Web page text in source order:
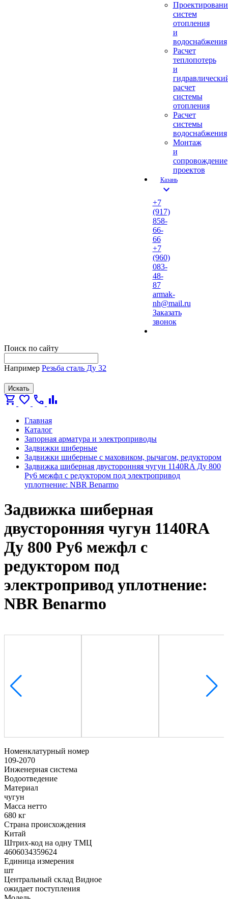
систем
отопления
и
водоснабжения
Расчет
теплопотерь
и
расчет
системы
отопления
Расчет
системы
водоснабжения
Монтаж
и
сопровождение
проектов
Казань
expand_more
+7
(917)
858-
66-
66
+7
(960)
083-
48-
87
armak-
nh@mail.ru
Заказать
звонок
Поиск по сайту
Например Резьба сталь Ду 32
Искать
shopping_cart favorite call bar_chart
Главная
Каталог
Запорная арматура и электроприводы
Задвижки шиберные
Задвижки шиберные с маховиком, рычагом, редуктором
Задвижка шиберная двусторонняя чугун 1140RA Ду 800
Ру6 межфл с редуктором под электропривод
уплотнение: NBR Benarmo
Задвижка шиберная
двусторонняя чугун 1140RA
Ду 800 Ру6 межфл с
редуктором под
электропривод уплотнение:
NBR Benarmo
Номенклатурный номер
109-2070
Инженерная система
Водоотведение
Материал
чугун
Масса нетто
680 кг
Страна происхождения
Китай
Штрих-код на одну ТМЦ
4606034359624
Единица измерения
шт
Центральный склад Видное
ожидает поступления